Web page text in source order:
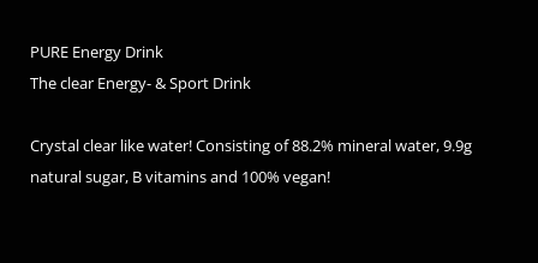
PURE Energy Drink
The clear Energy- & Sport Drink
Crystal clear like water! Consisting of 88.2% mineral water, 9.9g
natural sugar, B vitamins and 100% vegan!